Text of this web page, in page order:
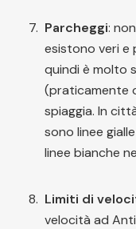
Parcheggi:
esistono veri e
quindi è molto
(praticamente
spiaggia. In
sono linee
linee bianche
Limiti di
velocità ad